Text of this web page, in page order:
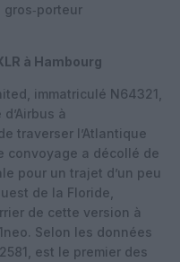
gros‑porteur
à Hambourg
immatriculé N64321,
à
traverser l’Atlantique
convoyage a décollé de
pour un trajet d’un peu
de la Floride,
de cette version à
Selon les données
est le premier des